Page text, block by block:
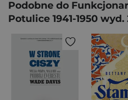
Podobne do
Potulice 1941-1950 wyd.